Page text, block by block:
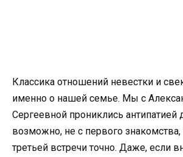
Классика отношений невестки и
именно о нашей семье. Мы с
Сергеевной прониклись антипатией
возможно, не с первого знакомства,
третьей встречи точно. Даже, если